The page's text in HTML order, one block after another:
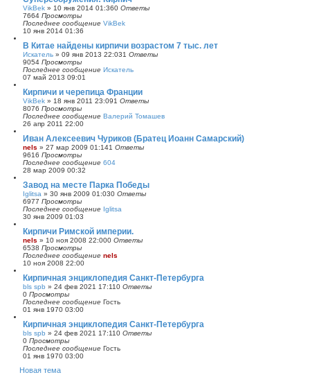
VikBek » 10 янв 2014 01:360 Ответы
7664 Просмотры
Последнее сообщение VikBek
10 янв 2014 01:36
В Китае найдены кирпичи возрастом 7 тыс. лет
Искатель » 09 янв 2013 22:031 Ответы
9054 Просмотры
Последнее сообщение Искатель
07 май 2013 09:01
Кирпичи и черепица Франции
VikBek » 18 янв 2011 23:091 Ответы
8076 Просмотры
Последнее сообщение Валерий Томашев
26 апр 2011 22:00
Иван Алексеевич Чуриков (Братец Иоанн Самарский)
nels » 27 мар 2009 01:141 Ответы
9616 Просмотры
Последнее сообщение 604
28 мар 2009 00:32
Завод на месте Парка Победы
Iglitsa » 30 янв 2009 01:030 Ответы
6977 Просмотры
Последнее сообщение Iglitsa
30 янв 2009 01:03
Кирпичи Римской империи.
nels » 10 ноя 2008 22:000 Ответы
6538 Просмотры
Последнее сообщение nels
10 ноя 2008 22:00
Кирпичная энциклопедия Санкт-Петербурга
bls spb » 24 фев 2021 17:110 Ответы
0 Просмотры
Последнее сообщение Гость
01 янв 1970 03:00
Кирпичная энциклопедия Санкт-Петербурга
bls spb » 24 фев 2021 17:110 Ответы
0 Просмотры
Последнее сообщение Гость
01 янв 1970 03:00
Новая тема